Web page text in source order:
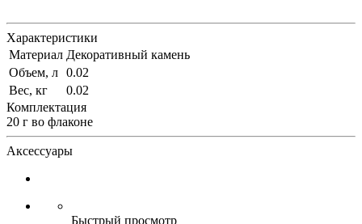
Характеристики
Материал Декоративный камень
Объем, л 0.02
Вес, кг
0.02
Комплектация
20 г во флаконе
Аксессуары
Быстрый просмотр